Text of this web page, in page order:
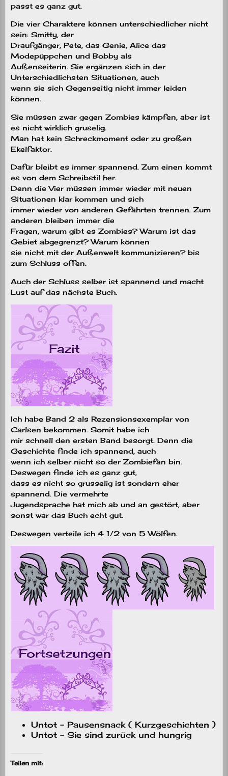
passt es ganz gut.
Die vier Charaktere können unterschiedlicher nicht
sein: Smitty, der
Draufgänger, Pete, das Genie, Alice das
Modepüppchen und Bobby als
Außenseiterin. Sie ergänzen sich in der
Unterschiedlichsten Situationen, auch
wenn sie sich Gegenseitig nicht immer leiden
können.
Sie müssen zwar gegen Zombies kämpfen, aber ist
es nicht wirklich gruselig.
Man hat kein Schreckmoment oder zu großen
Ekelfaktor.
Dafür bleibt es immer spannend. Zum einen kommt
es von dem Schreibstil her.
Denn die Vier müssen immer wieder mit neuen
Situationen klar kommen und sich
immer wieder von anderen Gefährten trennen. Zum
anderen bleiben immer die
Fragen, warum gibt es Zombies? Warum ist das
Gebiet abgegrenzt? Warum können
sie nicht mit der Außenwelt kommunizieren? bis
zum Schluss offen.
Auch der Schluss selber ist spannend und macht
Lust auf das nächste Buch.
Ich habe Band 2 als Rezensionsexemplar von
Carlsen bekommen. Somit habe ich
mir schnell den ersten Band besorgt. Denn die
Geschichte finde ich spannend, auch
wenn ich selber nicht so der Zombiefan bin.
Deswegen finde ich es ganz gut,
dass es nicht so grusselig ist sondern eher
spannend. Die vermehrte
Jugendsprache hat mich ab und an gestört, aber
sonst war das Buch echt gut.
Deswegen verteile ich 4 1/2 von 5 Wölfen.
Untot – Pausensnack ( Kurzgeschichten )
Untot – Sie sind zurück und hungrig
Teilen mit: